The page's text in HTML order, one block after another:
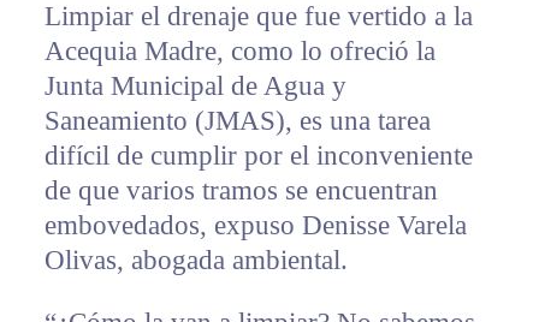
Limpiar el drenaje que fue vertido a la
Acequia Madre, como lo ofreció la
Junta Municipal de Agua y
Saneamiento (JMAS), es una tarea
difícil de cumplir por el inconveniente
de que varios tramos se encuentran
embovedados, expuso Denisse Varela
Olivas, abogada ambiental.